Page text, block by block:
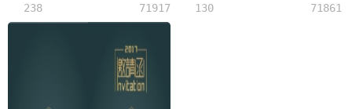
238 71917 130 71861